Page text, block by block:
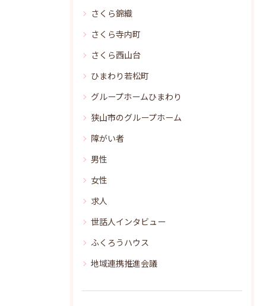
さくら錦織
さくら寺内町
さくら西山台
ひまわり若松町
グループホームひまわり
狭山市のグループホーム
障がい者
男性
女性
求人
世話人インタビュー
ふくろうハウス
地域連携推進会議